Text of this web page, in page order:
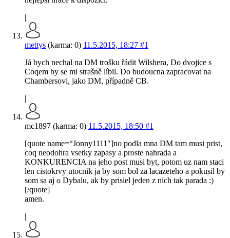
|
mettys (karma: 0) 11.5.2015, 18:27 #1
Já bych nechal na DM trošku řádit Wilshera, Do dvojice s
Coqem by se mi strašně líbil. Do budoucna zapracovat na
Chambersovi, jako DM, případně CB.
|
mc1897 (karma: 0) 11.5.2015, 18:50 #1
[quote name=“Jonny1111″]no podla mna DM tam musi prist,
coq neodohra vsetky zapasy a proste nahrada a
KONKURENCIA na jeho post musi byt, potom uz nam staci
len cistokrvy utocnik ja by som bol za lacazeteho a pokusil by
som sa aj o Dybalu, ak by prisiel jeden z nich tak parada :)
[/quote]
amen.
|